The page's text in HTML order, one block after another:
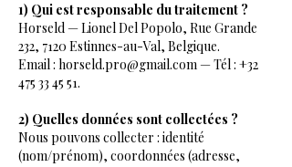
1) Qui est responsable du traitement ?
Horseld — Lionel Del Popolo, Rue Grande
232, 7120 Estinnes-au-Val, Belgique.
Email : horseld.pro@gmail.com — Tél : +32
475 33 45 51.
2) Quelles données sont collectées ?
Nous pouvons collecter : identité
(nom/prénom), coordonnées (adresse,